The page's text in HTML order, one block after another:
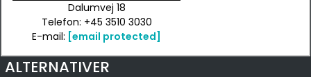
Dalumvej 18
Telefon: +45 3510 3030
E-mail: [email protected]
ALTERNATIVER